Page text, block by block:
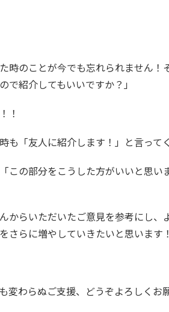
時のことが今でも忘れられません
で紹介してもいいですか？」
！
も「友人に紹介します！」と言って
この部分をこうした方がいいと思い
からいただいたご意見を参考にし
さらに増やしていきたいと思います
変わらぬご支援、どうぞよろしくお